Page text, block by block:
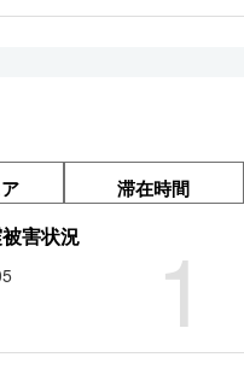
滞在時間
1
害状況